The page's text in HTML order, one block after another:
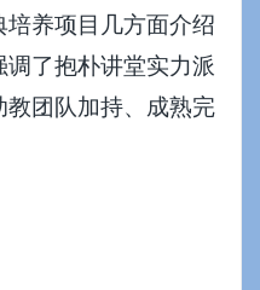
养项目几方面介绍
了抱朴讲堂实力派
团队加持、成熟完